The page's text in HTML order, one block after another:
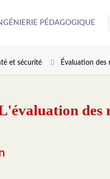
PÉDAGOGIQUE
et sécurité Évaluation des
des